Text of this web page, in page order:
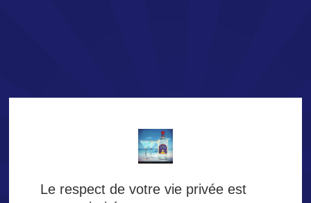
Bienvenue !
la Tequila SAN JOSÉ.
Le respect de votre vie privée est